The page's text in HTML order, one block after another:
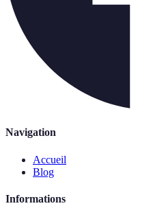
Navigation
Accueil
Blog
Informations